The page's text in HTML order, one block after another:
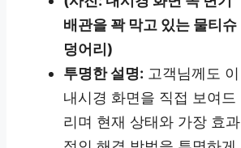
배관을 꽉 막고 있는 물티슈
덩어리)
투명한 설명: 고객님께도 이
내시경 화면을 직접 보여드
리며 현재 상태와 가장 효과